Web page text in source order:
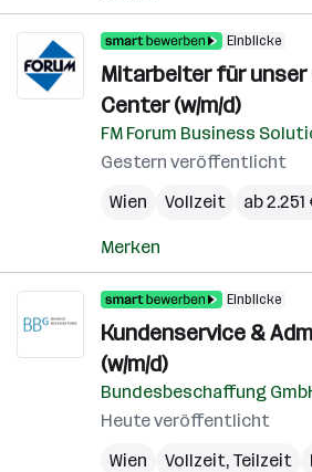
Einblicke
Mitarbeiter für unser
Center (w/m/d)
FM Forum Business
Gestern veröffentlicht
Wien
Vollzeit ab
Merken
Einblicke
Kundenservice &
(w/m/d)
Bundesbeschaffung
Heute veröffentlicht
Wien
Vollzeit, Teilzeit